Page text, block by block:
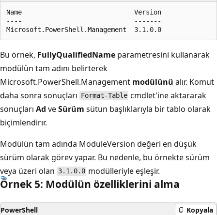
Name                             Version
----                             -------
Bu örnek, FullyQualifiedName parametresini kullanarak
modülün tam adını belirterek
Microsoft.PowerShell.Management modülünü alır. Komut
daha sonra sonuçları Format-Table cmdlet'ine aktararak
sonuçları Ad veSürüm sütun başlıklarıyla bir tablo olarak
biçimlendirır.
Modülün tam adında ModuleVersion değeri en düşük
sürüm olarak görev yapar. Bu nedenle, bu örnekte sürüm
veya üzeri olan 3.1.0.0 modülleriyle eşleşir.
Örnek 5: Modülün özelliklerini alma
PowerShell Kopyala